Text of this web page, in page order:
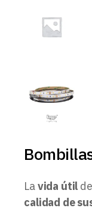
Lavida útil
calidad de